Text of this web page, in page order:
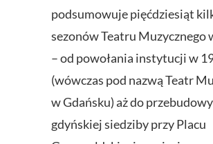
podsumowuje pięćdziesiąt
sezonów Teatru Muzycznego
– od powołania instytucji w
(wówczas pod nazwą Teatr
w Gdańsku) aż do przebudowy
gdyńskiej siedziby przy Placu